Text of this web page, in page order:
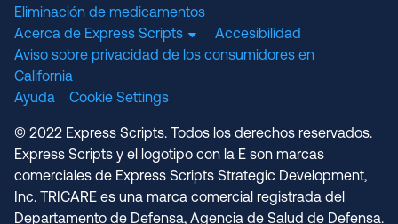
Eliminación de medicamentos
Acerca de Express Scripts
Accesibilidad
Aviso sobre privacidad de los consumidores en
California
Ayuda
Cookie Settings
© 2022 Express Scripts. Todos los derechos reservados.
Express Scripts y el logotipo con la E son marcas
comerciales de Express Scripts Strategic Development,
Inc. TRICARE es una marca comercial registrada del
Departamento de Defensa, Agencia de Salud de Defensa.